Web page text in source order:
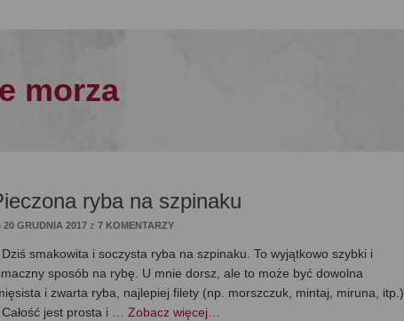
morza
ryba na szpinaku
20 GRUDNIA 2017 z7 KOMENTARZY
Dziś smakowita i soczysta ryba na szpinaku. To wyjątkowo szybki i
sposób na rybę. U mnie dorsz, ale to może być dowolna
i zwarta ryba, najlepiej filety (np. morszczuk, mintaj, miruna, itp.)
Całość jest prosta i …Zobacz więcej…